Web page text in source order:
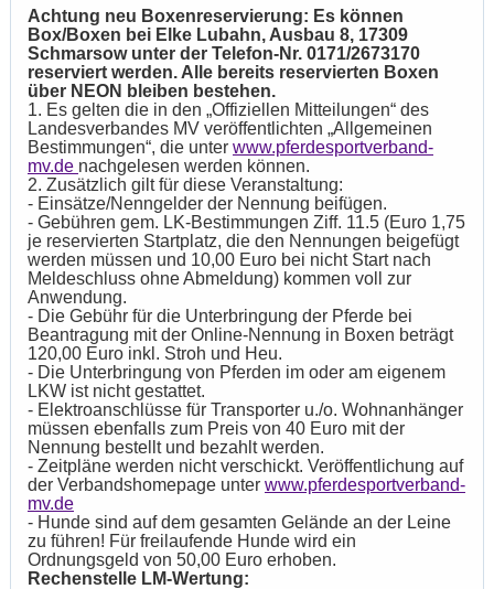
Achtung neu Boxenreservierung: Es können
Box/Boxen bei Elke Lubahn, Ausbau 8, 17309
Schmarsow unter der Telefon-Nr. 0171/2673170
reserviert werden. Alle bereits reservierten Boxen
über NEON bleiben bestehen.
1. Es gelten die in den „Offiziellen Mitteilungen“ des
Landesverbandes MV veröffentlichten „Allgemeinen
Bestimmungen“, die unter www.pferdesportverband-
mv.de nachgelesen werden können.
2. Zusätzlich gilt für diese Veranstaltung:
- Einsätze/Nenngelder der Nennung beifügen.
- Gebühren gem. LK-Bestimmungen Ziff. 11.5 (Euro 1,75
je reservierten Startplatz, die den Nennungen beigefügt
werden müssen und 10,00 Euro bei nicht Start nach
Meldeschluss ohne Abmeldung) kommen voll zur
Anwendung.
- Die Gebühr für die Unterbringung der Pferde bei
Beantragung mit der Online-Nennung in Boxen beträgt
120,00 Euro inkl. Stroh und Heu.
- Die Unterbringung von Pferden im oder am eigenem
LKW ist nicht gestattet.
- Elektroanschlüsse für Transporter u./o. Wohnanhänger
müssen ebenfalls zum Preis von 40 Euro mit der
Nennung bestellt und bezahlt werden.
- Zeitpläne werden nicht verschickt. Veröffentlichung auf
der Verbandshomepage unter www.pferdesportverband-
mv.de
- Hunde sind auf dem gesamten Gelände an der Leine
zu führen! Für freilaufende Hunde wird ein
Ordnungsgeld von 50,00 Euro erhoben.
Rechenstelle LM-Wertung: